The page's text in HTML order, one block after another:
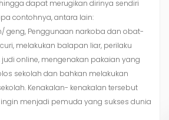
dapat merugikan dirinya sendiri
contohnya, antara lain:
geng, Penggunaan narkoba dan obat-
melakukan balapan liar, perilaku
online, mengenakan pakaian yang
sekolah dan bahkan melakukan
Kenakalan- kenakalan tersebut
menjadi pemuda yang sukses dunia